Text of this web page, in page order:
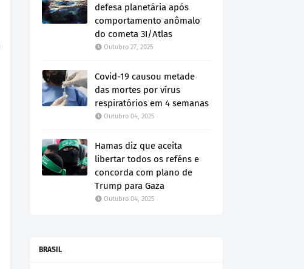
defesa planetária após
comportamento anômalo
do cometa 3I/Atlas
Outubro 27, 2025
Covid-19 causou metade
das mortes por vírus
respiratórios em 4 semanas
Outubro 04, 2025
Hamas diz que aceita
libertar todos os reféns e
concorda com plano de
Trump para Gaza
Outubro 04, 2025
BRASIL